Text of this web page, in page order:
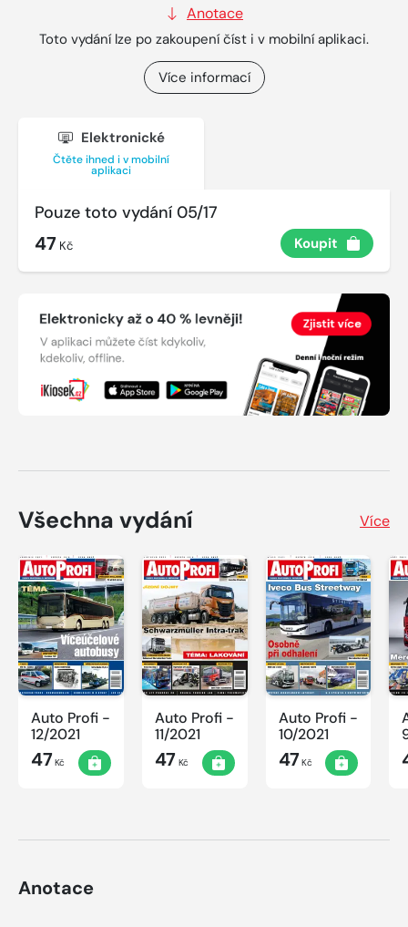
Anotace
Toto vydání lze po zakoupení číst i v mobilní aplikaci.
Více informací
Elektronické
Čtěte ihned i v mobilní
aplikaci
Pouze toto vydání 05/17
47 Kč Koupit
Všechna vydání Více
Auto Profi -
12/2021
47 Kč
Auto Profi -
11/2021
47 Kč
Auto Profi -
10/2021
47Kč
Anotace